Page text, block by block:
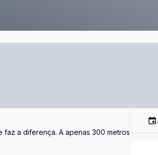
a diferença. A apenas 300 metros